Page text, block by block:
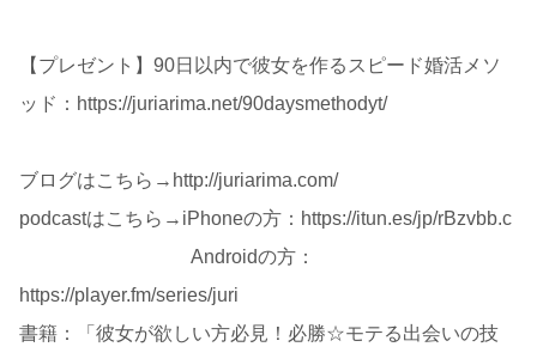
【プレゼント】90日以内で彼女を作るスピード婚活メソ
ッド：https://juriarima.net/90daysmethodyt/
ブログはこちら→http://juriarima.com/
podcastはこちら→iPhoneの方：https://itun.es/jp/rBzvbb.c
Androidの方：
https://player.fm/series/juri
書籍：「彼女が欲しい方必見！必勝☆モテる出会いの技